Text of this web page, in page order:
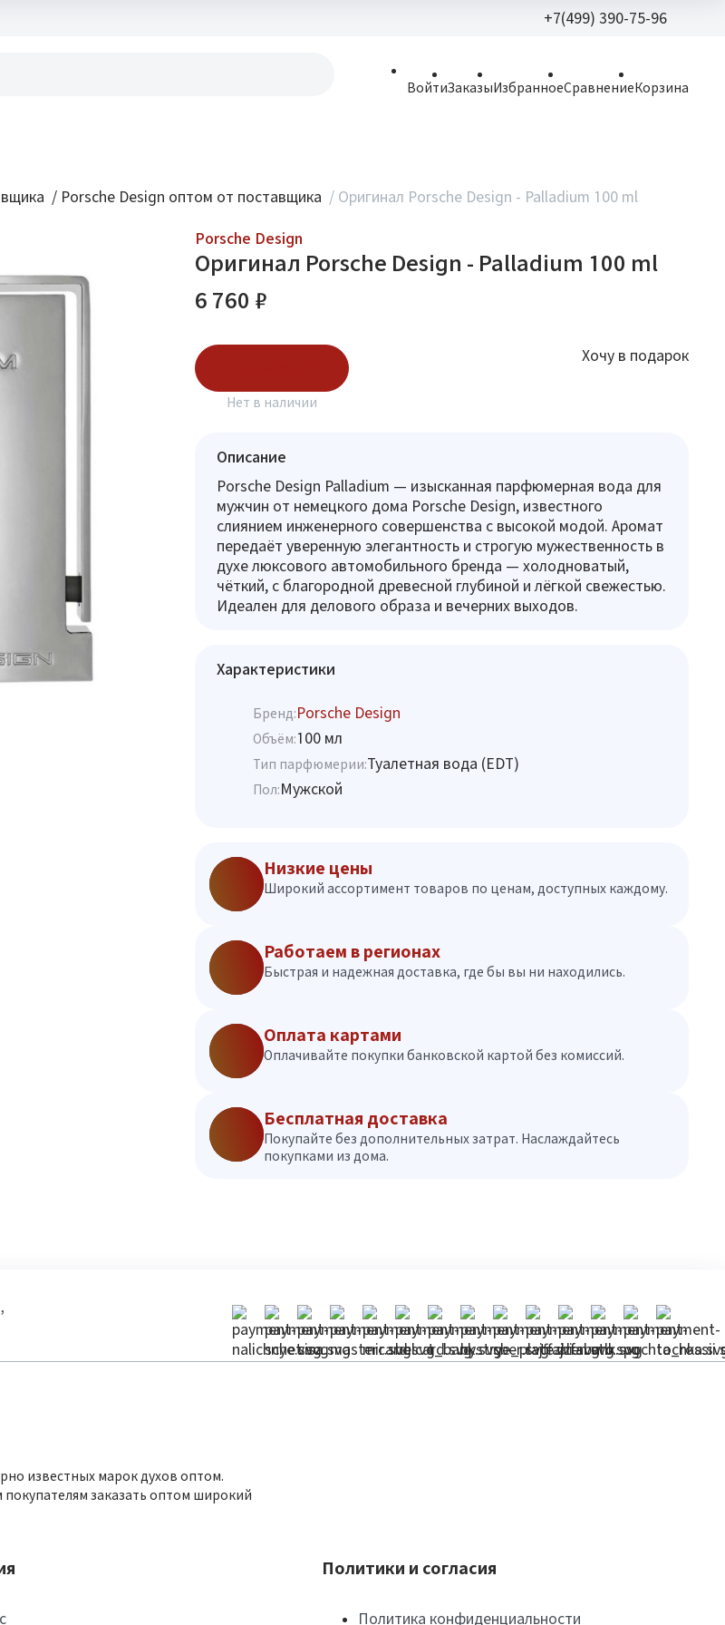
+7(499) 390-75-96
Волгоградский
ВойтиЗаказыИзбранноеСравнениеКорзина
/ Porsche Design оптом от поставщика / Оригинал Porsche Design - Palladium 100 ml
Porsche Design
Оригинал Porsche Design - Palladium 100 ml
6 760 ₽
Нет в наличии
Хочу в подарок
Описание
Porsche Design Palladium — изысканная парфюмерная вода для
мужчин от немецкого дома Porsche Design, известного
слиянием инженерного совершенства с высокой модой. Аромат
передаёт уверенную элегантность и строгую мужественность в
духе люксового автомобильного бренда — холодноватый,
чёткий, с благородной древесной глубиной и лёгкой свежестью.
Идеален для делового образа и вечерних выходов.
Характеристики
Бренд:Porsche Design
Объём:100 мл
Тип парфюмерии:Туалетная вода (EDT)
Пол:Мужской
Низкие цены
Широкий ассортимент товаров по ценам, доступных каждому.
Работаем в регионах
Быстрая и надежная доставка, где бы вы ни находились.
Оплата картами
Оплачивайте покупки банковской картой без комиссий.
Бесплатная доставка
Покупайте без дополнительных затрат. Наслаждайтесь
покупками из дома.
известных марок духов оптом.
заказать оптом широкий
Политики и согласия
Политика конфиденциальности